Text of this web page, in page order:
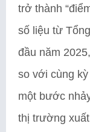
trở thành
số liệu từ
đầu năm
so với cùng
một bước
thị trường